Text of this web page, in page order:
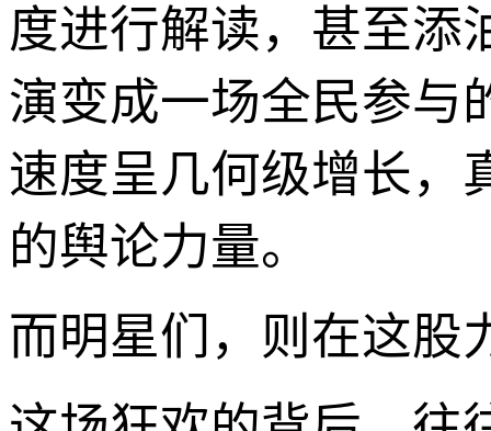
度进行解读，甚至添
演变成一场全民参与
速度呈几何级增长，
的舆论力量。
而明星们，则在这股